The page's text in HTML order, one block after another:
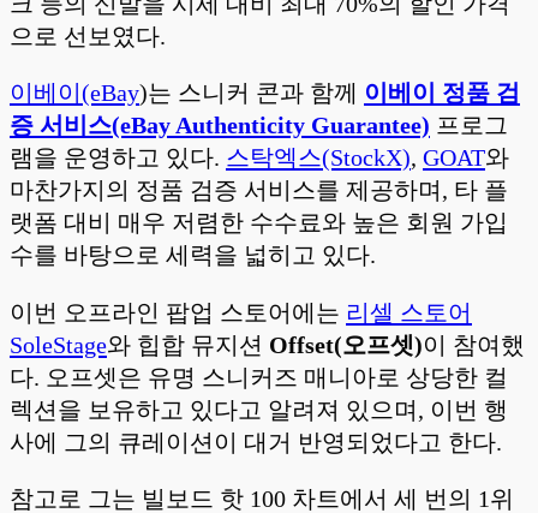
으로 선보였다.
이베이(eBay)는 스니커 콘과 함께 이베이 정품 검
증 서비스(eBay Authenticity Guarantee) 프로그
램을 운영하고 있다. 스탁엑스(StockX), GOAT와
마찬가지의 정품 검증 서비스를 제공하며, 타 플
랫폼 대비 매우 저렴한 수수료와 높은 회원 가입
수를 바탕으로 세력을 넓히고 있다.
이번 오프라인 팝업 스토어에는 리셀 스토어
SoleStage와 힙합 뮤지션 Offset(오프셋)이 참여했
다. 오프셋은 유명 스니커즈 매니아로 상당한 컬
렉션을 보유하고 있다고 알려져 있으며, 이번 행
사에 그의 큐레이션이 대거 반영되었다고 한다.
참고로 그는 빌보드 핫 100 차트에서 세 번의 1위